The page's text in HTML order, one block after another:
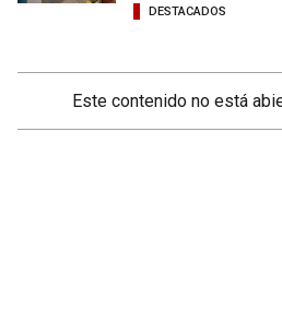
DESTACADOS
Este contenido no está